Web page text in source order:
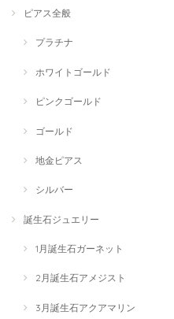
ピアス全般
プラチナ
ホワイトゴールド
ピンクゴールド
ゴールド
地金ピアス
シルバー
誕生石ジュエリー
1月誕生石ガーネット
2月誕生石アメジスト
3月誕生石アクアマリン